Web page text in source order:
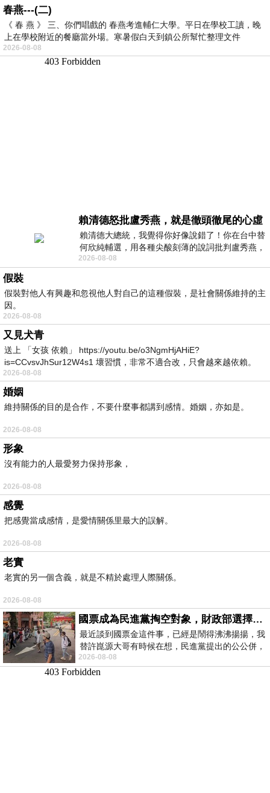
春燕---(二)
《 春 燕 》 三、你們唱戲的 春燕考進輔仁大學。平日在學校工讀，晚
上在學校附近的餐廳當外場。寒暑假白天到鎮公所幫忙整理文件
2026-08-08
賴清德怒批盧秀燕，就是徹頭徹尾的心虛
賴清德大總統，我覺得你好像說錯了！你在台中替
何欣純輔選，用各種尖酸刻薄的說詞批判盧秀燕，
罵她施政滿意度輸給陳其邁，甚至還說盧
2026-08-08
假裝
假裝對他人有興趣和忽視他人對自己的這種假裝，是社會關係維持的主
因。
2026-08-08
又見犬青
送上 「女孩 依賴」 https://youtu.be/o3NgmHjAHiE?
is=CCvsvJhSur12W4s1 壞習慣，非常不適合改，只會越來越依賴。
我害怕的
2026-08-08
婚姻
維持關係的目的是合作，不要什麼事都講到感情。婚姻，亦如是。
2026-08-08
形象
沒有能力的人最愛努力保持形象，
2026-08-08
感覺
把感覺當成感情，是愛情關係里最大的誤解。
2026-08-08
老實
老實的另一個含義，就是不精於處理人際關係。
2026-08-08
國票成為民進黨掏空對象，財政部選擇性失憶
最近談到國票金這件事，已經是鬧得沸沸揚揚，我
替許崑源大哥有時候在想，民進黨提出的公公併，
其實就是想要國庫通黨庫，鬧出最大的醜
2026-08-08